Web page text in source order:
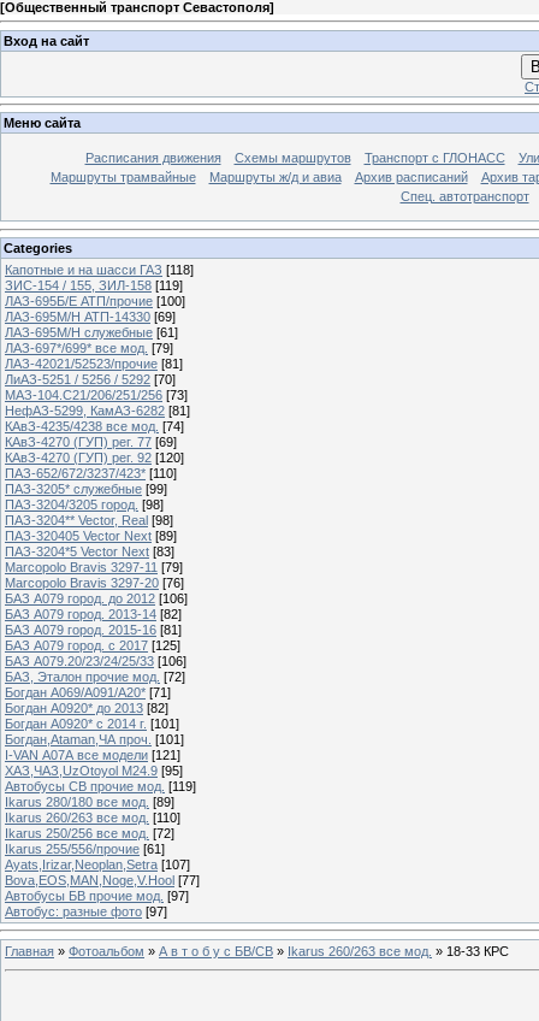
[Общественный транспорт Севастополя]
Вход на сайт
Меню сайта
Расписания движения Схемы маршрутов Транспорт с ГЛОНАСС
Маршруты трамвайные
Маршруты ж/д и авиа Архив расписаний
Архив
Спец. автотранспорт
Categories
Капотные и на шасси ГАЗ [118]
ЗИС-154 / 155, ЗИЛ-158 [119]
ЛАЗ-695Б/Е АТП/прочие [100]
ЛАЗ-695М/Н АТП-14330 [69]
ЛАЗ-695М/Н служебные [61]
ЛАЗ-697*/699* все мод. [79]
ЛАЗ-42021/52523/прочие [81]
ЛиАЗ-5251 / 5256 / 5292 [70]
МАЗ-104.C21/206/251/256 [73]
НефАЗ-5299, КамАЗ-6282 [81]
КАвЗ-4235/4238 все мод. [74]
КАвЗ-4270 (ГУП) рег. 77 [69]
КАвЗ-4270 (ГУП) рег. 92 [120]
ПАЗ-652/672/3237/423* [110]
ПАЗ-3205* служебные [99]
ПАЗ-3204/3205 город. [98]
ПАЗ-3204** Vector, Real [98]
ПАЗ-320405 Vector Next [89]
ПАЗ-3204*5 Vector Next [83]
Marcopolo Bravis 3297-11 [79]
Marcopolo Bravis 3297-20 [76]
БАЗ А079 город. до 2012 [106]
БАЗ А079 город. 2013-14 [82]
БАЗ А079 город. 2015-16 [81]
БАЗ А079 город. с 2017 [125]
БАЗ А079.20/23/24/25/33 [106]
БАЗ, Эталон прочие мод. [72]
Богдан А069/А091/А20* [71]
Богдан А0920* до 2013 [82]
Богдан А0920* с 2014 г. [101]
Богдан,Ataman,ЧА проч. [101]
I-VAN А07А все модели [121]
ХАЗ,ЧАЗ,UzOtoyol M24.9 [95]
Автобусы СВ прочие мод. [119]
Ikarus 280/180 все мод. [89]
Ikarus 260/263 все мод. [110]
Ikarus 250/256 все мод. [72]
Ikarus 255/556/прочие [61]
Ayats,Irizar,Neoplan,Setra [107]
Bova,EOS,MAN,Noge,V.Hool [77]
Автобусы БВ прочие мод. [97]
Автобус: разные фото [97]
Главная » Фотоальбом » А в т о б у с БВ/СВ » Ikarus 260/263 все мод. » 18-33 КРС